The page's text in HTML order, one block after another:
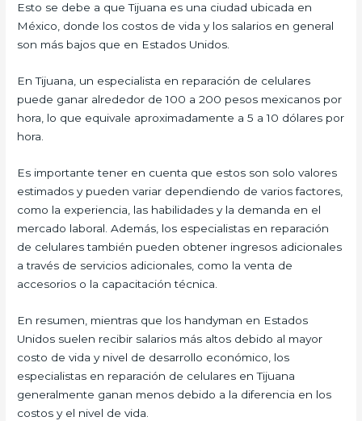
Esto se debe a que Tijuana es una ciudad ubicada en
México, donde los costos de vida y los salarios en general
son más bajos que en Estados Unidos.
En Tijuana, un especialista en reparación de celulares
puede ganar alrededor de 100 a 200 pesos mexicanos por
hora, lo que equivale aproximadamente a 5 a 10 dólares por
hora.
Es importante tener en cuenta que estos son solo valores
estimados y pueden variar dependiendo de varios factores,
como la experiencia, las habilidades y la demanda en el
mercado laboral. Además, los especialistas en reparación
de celulares también pueden obtener ingresos adicionales
a través de servicios adicionales, como la venta de
accesorios o la capacitación técnica.
En resumen, mientras que los handyman en Estados
Unidos suelen recibir salarios más altos debido al mayor
costo de vida y nivel de desarrollo económico, los
especialistas en reparación de celulares en Tijuana
generalmente ganan menos debido a la diferencia en los
costos y el nivel de vida.